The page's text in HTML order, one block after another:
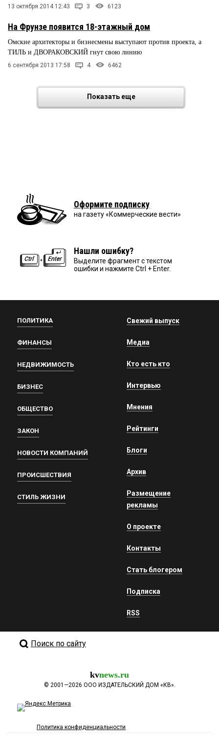
13 октября 2014 12:43 3 6123
На Фрунзе появится 18-этажный дом
Омские архитекторы и бизнесмены выступают против проекта, а
ТИЛЬ и ДВОРАКОВСКИЙ гнут свою линию
6 сентября 2013 17:58 4 6462
Показать еще
Оформите подписку
на газету «Коммерческие вести»
Нашли ошибку?
Выделите фрагмент с текстом
ошибки и нажмите Ctrl + Enter.
ПОЛИТИКА
ФИНАНСЫ
НЕДВИЖИМОСТЬ
БИЗНЕС
ОБЩЕСТВО
ЗАКОН
НОВОСТИ КОМПАНИЙ
ПРОИСШЕСТВИЯ
СТИЛЬ ЖИЗНИ
Свежий выпуск
Медиа
Кто есть кто
Интервью
Мнения
Рейтинги
Блоги
Архив
Размещение
рекламы
О проекте
Контакты
Стать блогером
Подписка
RSS
Поиск по сайту
kvnews.ru
© 2001—2026 ООО ИЗДАТЕЛЬСКИЙ ДОМ «КВ».
Политика конфиденциальности